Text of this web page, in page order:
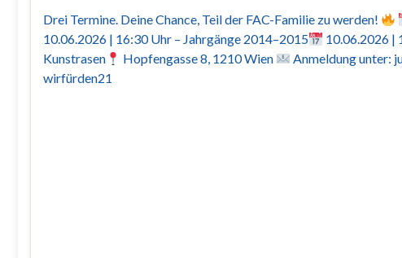
Drei Termine. Deine Chance, Teil der FAC-Familie zu werden!
10.06.2026 | 16:30 Uhr – Jahrgänge 2014–2015
10.06.2026 |
Kunstrasen
Hopfengasse 8, 1210 Wien
Anmeldung unter:
wirfürden21